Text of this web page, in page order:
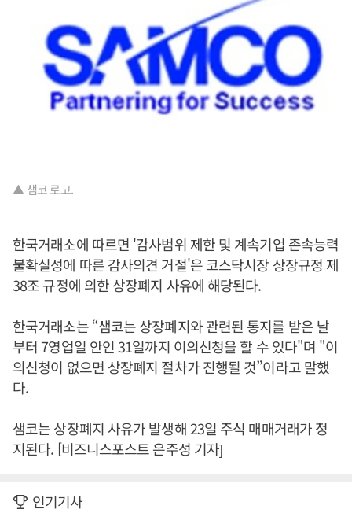
▲ 샘코 로고.
한국거래소에 따르면 '감사범위 제한 및 계속기업 존속능력
불확실성에 따른 감사의견 거절'은 코스닥시장 상장규정 제
38조 규정에 의한 상장폐지 사유에 해당된다.
한국거래소는 “샘코는 상장폐지와 관련된 통지를 받은 날
부터 7영업일 안인 31일까지 이의신청을 할 수 있다"며 "이
의신청이 없으면 상장폐지 절차가 진행될 것”이라고 말했
다.
샘코는 상장폐지 사유가 발생해 23일 주식 매매거래가 정
지된다. [비즈니스포스트 은주성 기자]
인기기사